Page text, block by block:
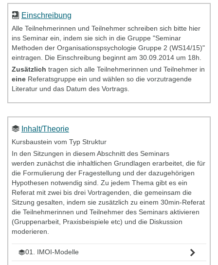
Einschreibung
Alle Teilnehmerinnen und Teilnehmer schreiben sich bitte hier
ins Seminar ein, indem sie sich in die Gruppe "Seminar
Methoden der Organisationspsychologie Gruppe 2 (WS14/15)"
eintragen. Die Einschreibung beginnt am 30.09.2014 um 18h.
Zusätzlich tragen sich alle Teilnehmerinnen und Teilnehmer in
eineReferatsgruppe ein und wählen so die vorzutragende
Literatur und das Datum des Vortrags.
Inhalt/Theorie
Kursbaustein vom Typ Struktur
In den Sitzungen in diesem Abschnitt des Seminars
werden zunächst die inhaltlichen Grundlagen erarbeitet, die für
die Formulierung der Fragestellung und der dazugehörigen
Hypothesen notwendig sind. Zu jedem Thema gibt es ein
Referat mit zwei bis drei Vortragenden, die gemeinsam die
Sitzung gesalten, indem sie zusätzlich zu einem 30min-Referat
die Teilnehmerinnen und Teilnehmer des Seminars aktivieren
(Gruppenarbeit, Praxisbeispiele etc) und die Diskussion
moderieren.
01. IMOI-Modelle